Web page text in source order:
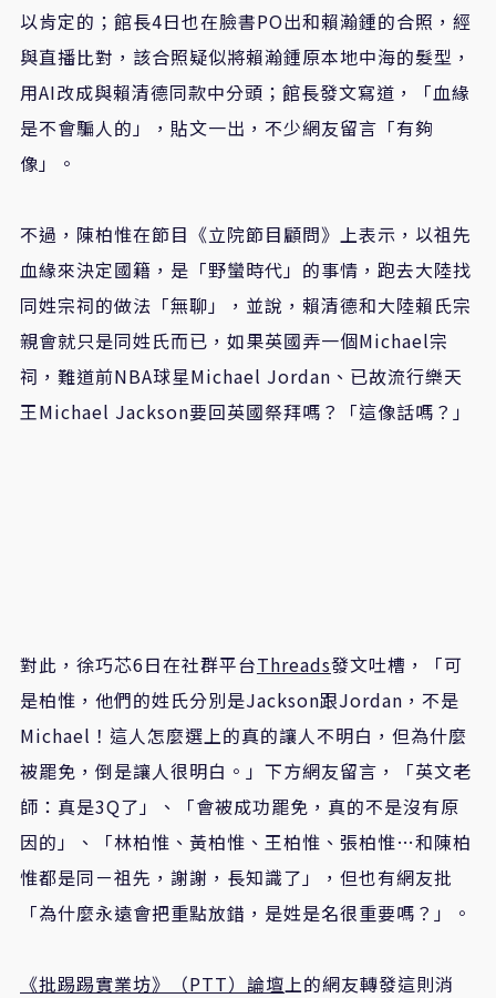
以肯定的；館長4日也在臉書PO出和賴瀚鍾的合照，經
與直播比對，該合照疑似將賴瀚鍾原本地中海的髮型，
用AI改成與賴清德同款中分頭；館長發文寫道，「血緣
是不會騙人的」，貼文一出，不少網友留言「有夠
像」。
不過，陳柏惟在節目《立院節目顧問》上表示，以祖先
血緣來決定國籍，是「野蠻時代」的事情，跑去大陸找
同姓宗祠的做法「無聊」，並說，賴清德和大陸賴氏宗
親會就只是同姓氏而已，如果英國弄一個Michael宗
祠，難道前NBA球星Michael Jordan、已故流行樂天
王Michael Jackson要回英國祭拜嗎？「這像話嗎？」
對此，徐巧芯6日在社群平台Threads發文吐槽，「可
是柏惟，他們的姓氏分別是Jackson跟Jordan，不是
Michael！這人怎麼選上的真的讓人不明白，但為什麼
被罷免，倒是讓人很明白。」下方網友留言，「英文老
師：真是3Q了」、「會被成功罷免，真的不是沒有原
因的」、「林柏惟、黃柏惟、王柏惟、張柏惟…和陳柏
惟都是同ㄧ祖先，謝謝，長知識了」，但也有網友批
「為什麼永遠會把重點放錯，是姓是名很重要嗎？」。
《批踢踢實業坊》（PTT）論壇上的網友轉發這則消